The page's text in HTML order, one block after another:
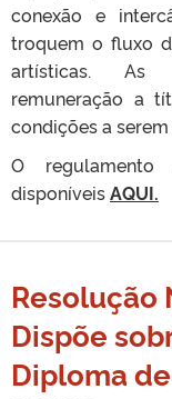
conexão e
troquem o fluxo
artísticas. As
remuneração a
condições a
O
disponíveisAQUI.
Resolução
Dispõe
Diploma